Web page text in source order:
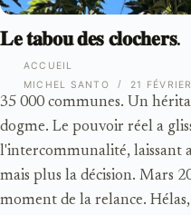
ACCUEIL
𝐋𝐞 𝐭𝐚𝐛𝐨𝐮 𝐝𝐞𝐬 𝐜𝐥𝐨𝐜𝐡𝐞𝐫𝐬.
35 000 communes. Un
dogme. Le pouvoir réel a
l'intercommunalité, laissant
mais plus la décision. Mars
moment de la relance.
MICHEL SANTO 21